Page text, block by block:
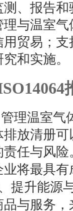
测、报告
理与温室
用贸易；
和实施。
理温室气
排放清册
责任与风
业将最具
提升能源
品与服务